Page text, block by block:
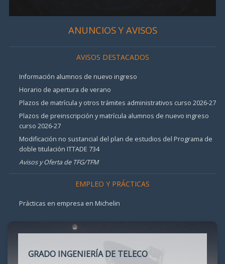
ANUNCIOS Y AVISOS
AVISOS DESTACADOS
Información alumnos de nuevo ingreso
Horario de apertura de verano
Plazos de matrícula y otros trámites administrativos curso 2026-27
Plazos de preinscripción y matrícula alumnos de nuevo ingreso
curso 2026-27
Modificación no sustancial del plan de estudios del Programa de
doble titulación ITTADE 734
Avisos y Oferta de TFG/TFM
EMPLEO Y PRÁCTICAS
Prácticas en empresa en Michelin
GRADO INGENIERÍA DE TELECO